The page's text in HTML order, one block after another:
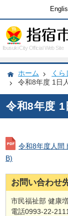
Ibusuki City Official Web Site
ホーム くら
令和8年度 1日
令和8年度
令和8年度人間
B)
お問い合わせ
市民福祉部 健康
電話0993-22-